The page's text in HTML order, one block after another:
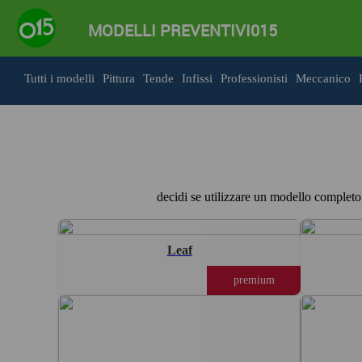
MODELLI PREVENTIVI015
Tutti i modelli Pittura Tende Infissi Professionisti Meccanico
decidi se utilizzare un modello
Leaf
premium